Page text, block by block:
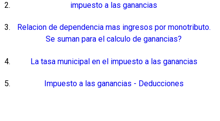
impuesto a las ganancias
Relacion de dependencia mas ingresos por monotributo.
Se suman para el calculo de ganancias?
La tasa municipal en el impuesto a las ganancias
Impuesto a las ganancias - Deducciones